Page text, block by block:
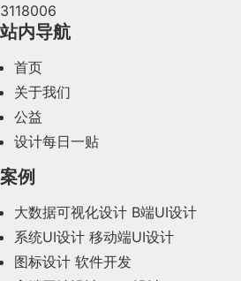
2024年4月(44)
2024年2月(58)
2023年10月(14)
3118006
站内导航
首页
关于我们
公益
设计每日一贴
案例
大数据可视化设计 B端UI设计
系统UI设计 移动端UI设计
图标设计 软件开发